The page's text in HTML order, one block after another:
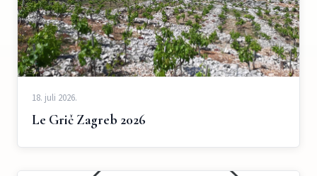
18. juli 2026.
Le Grič Zagreb 2026